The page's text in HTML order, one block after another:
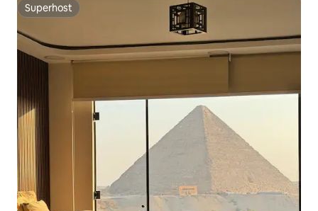
Superhost
Superhost